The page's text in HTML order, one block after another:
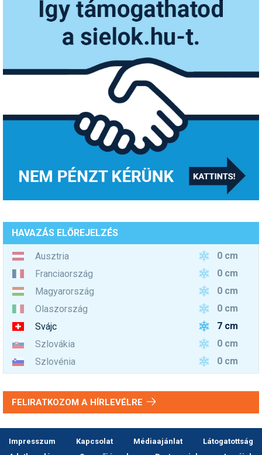
HAVAZÁS ELŐREJELZÉS
Ausztria
0 cm
Franciaország
0 cm
Magyarország
0 cm
Olaszország
0 cm
Svájc
7 cm
Szlovákia
0 cm
Szlovénia
0 cm
FELIRATKOZOM A HÍRLEVÉLRE
Impresszum Kapcsolat Médiaajánlat
Látogatottság